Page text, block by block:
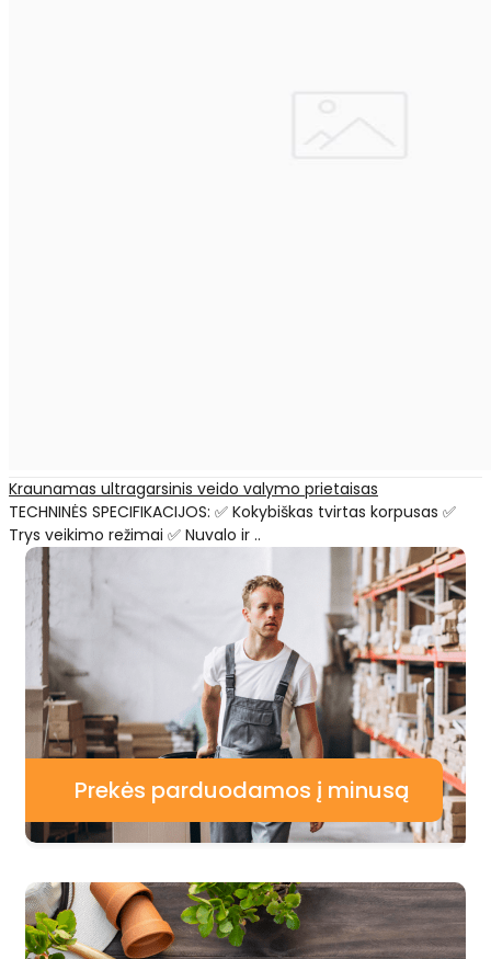
Kraunamas ultragarsinis veido valymo prietaisas
TECHNINĖS SPECIFIKACIJOS: ✅ Kokybiškas tvirtas korpusas ✅
Trys veikimo režimai ✅ Nuvalo ir ..
Prekės parduodamos į minusą